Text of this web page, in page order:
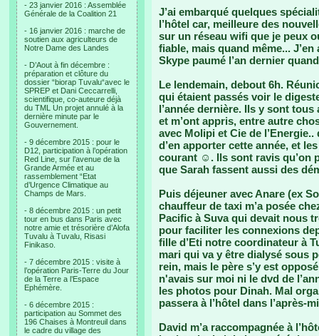
- 23 janvier 2016 : Assemblée
Générale de la Coalition 21
- 16 janvier 2016 : marche de
soutien aux agriculteurs de
Notre Dame des Landes
- D’Aout à fin décembre :
préparation et clôture du
dossier “biorap Tuvalu“avec le
SPREP et Dani Ceccarrelli,
scientifique, co-auteure déjà
du TML Un projet annulé à la
dernière minute par le
Gouvernement.
- 9 décembre 2015 : pour le
D12, participation à l’opération
Red Line, sur l’avenue de la
Grande Armée et au
rassemblement “Etat
d’Urgence Climatique au
Champs de Mars.
- 8 décembre 2015 : un petit
tour en bus dans Paris avec
notre amie et trésorière d’Alofa
Tuvalu à Tuvalu, Risasi
Finikaso.
- 7 décembre 2015 : visite à
l’opération Paris-Terre du Jour
de la Terre a l’Espace
Ephémère.
- 6 décembre 2015 :
participation au Sommet des
196 Chaises à Montreuil dans
le cadre du village des
J’ai embarqué quelques
l’hôtel car, meilleure des
sur un réseau wifi que je peux
fiable, mais quand même...
Skype paumé l’an dernier
Le lendemain, debout 6h.
qui étaient passés voir le
l’année dernière. Ils y sont
et m’ont appris, entre autre
avec Molipi et Cie de
d’en apporter cette année, et
courant ☺. Ils sont ravis qu’on
que Sarah fassent aussi des
Puis déjeuner avec Anare (ex
chauffeur de taxi m’a posée
Pacific à Suva qui devait nous
pour faciliter les connexions
fille d’Eti notre coordinateur à
mari qui va y être dialysé sous
rein, mais le père s’y est
n'avais sur moi ni le dvd de
les photos pour Dinah. Mal
passera à l’hôtel dans l’après-
David m’a raccompagnée à